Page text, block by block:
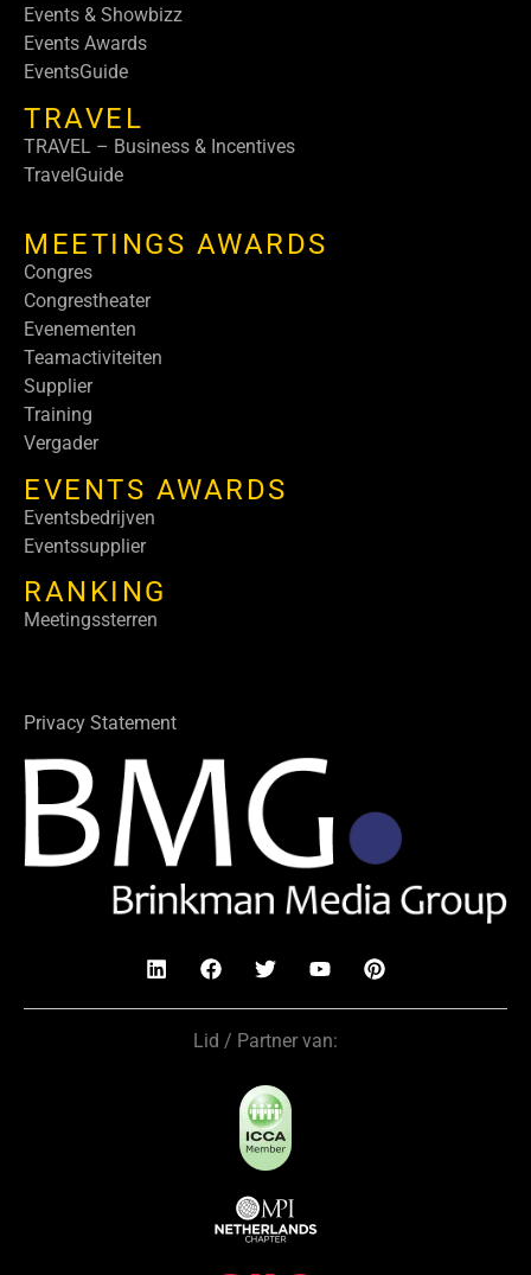
Events & Showbizz
Events Awards
EventsGuide
TRAVEL
TRAVEL – Business & Incentives
TravelGuide
MEETINGS AWARDS
Congres
Congrestheater
Evenementen
Teamactiviteiten
Supplier
Training
Vergader
EVENTS AWARDS
Eventsbedrijven
Eventssupplier
RANKING
Meetingssterren
Privacy Statement
Lid / Partner van: